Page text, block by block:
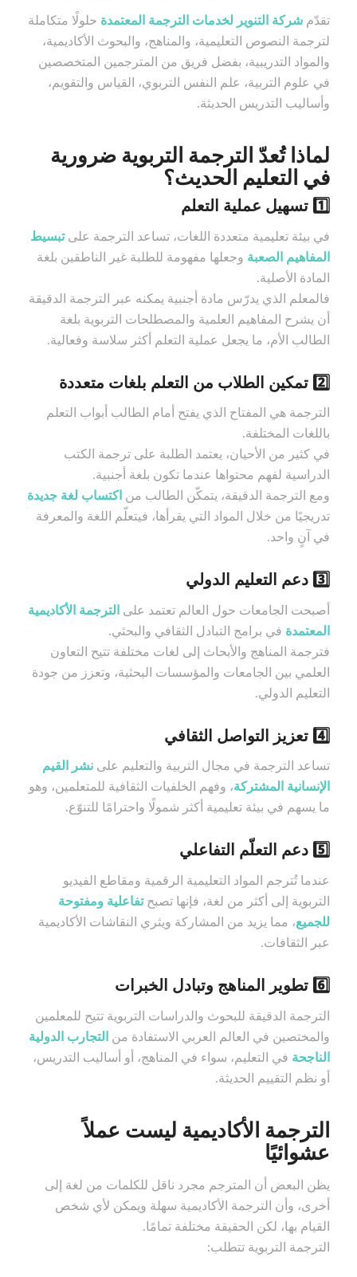
تقدّم شركة التنوير لخدمات الترجمة المعتمدة حلولًا متكاملة
لترجمة النصوص التعليمية، والمناهج، والبحوث الأكاديمية،
والمواد التدريبية، بفضل فريق من المترجمين المتخصصين
في علوم التربية، علم النفس التربوي، القياس والتقويم،
وأساليب التدريس الحديثة.
لماذا تُعدّ الترجمة التربوية ضرورية
في التعليم الحديث؟
1️⃣ تسهيل عملية التعلم
في بيئة تعليمية متعددة اللغات، تساعد الترجمة علىتبسيط
المفاهيم الصعبة وجعلها مفهومة للطلبة غير الناطقين بلغة
المادة الأصلية.
فالمعلم الذي يدرّس مادة أجنبية يمكنه عبر الترجمة الدقيقة
أن يشرح المفاهيم العلمية والمصطلحات التربوية بلغة
الطالب الأم، ما يجعل عملية التعلم أكثر سلاسة وفعالية.
2️⃣ تمكين الطلاب من التعلم بلغات متعددة
الترجمة هي المفتاح الذي يفتح أمام الطالب أبواب التعلم
باللغات المختلفة.
في كثير من الأحيان، يعتمد الطلبة على ترجمة الكتب
الدراسية لفهم محتواها عندما تكون بلغة أجنبية.
ومع الترجمة الدقيقة، يتمكّن الطالب من اكتساب لغة جديدة
تدريجيًا من خلال المواد التي يقرأها، فيتعلّم اللغة والمعرفة
في آنٍ واحد.
3️⃣ دعم التعليم الدولي
أصبحت الجامعات حول العالم تعتمد على
الترجمة الأكاديمية
المعتمدة في برامج التبادل الثقافي والبحثي.
فترجمة المناهج والأبحاث إلى لغات مختلفة تتيح التعاون
العلمي بين الجامعات والمؤسسات البحثية، وتعزز من جودة
التعليم الدولي.
4️⃣ تعزيز التواصل الثقافي
تساعد الترجمة في مجال التربية والتعليم على نشر القيم
الإنسانية المشتركة، وفهم الخلفيات الثقافية للمتعلمين، وهو
ما يسهم في بيئة تعليمية أكثر شمولًا واحترامًا للتنوّع.
5️⃣ دعم التعلّم التفاعلي
عندما تُترجم المواد التعليمية الرقمية ومقاطع الفيديو
التربوية إلى أكثر من لغة، فإنها تصبحتفاعلية ومفتوحة
للجميع، مما يزيد من المشاركة ويثري النقاشات الأكاديمية
عبر الثقافات.
6️⃣ تطوير المناهج وتبادل الخبرات
الترجمة الدقيقة للبحوث والدراسات التربوية تتيح للمعلمين
والمختصين في العالم العربي الاستفادة من
التجارب الدولية
الناجحة في التعليم، سواء في المناهج، أو أساليب التدريس،
أو نظم التقييم الحديثة.
الترجمة الأكاديمية ليست عملاً
عشوائيًا
يظن البعض أن المترجم مجرد ناقل للكلمات من لغة إلى
أخرى، وأن الترجمة الأكاديمية سهلة ويمكن لأي شخص
القيام بها، لكن الحقيقة مختلفة تمامًا.
الترجمة التربوية تتطلب: